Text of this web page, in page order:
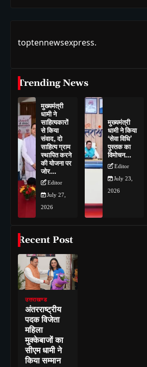
toptennewsexpress.
Trending News
मुख्यमंत्री
धामी ने
साहित्यकारों
से किया
संवाद, दो
साहित्य ग्राम
स्थापित करने
की योजना पर
जोर…
Editor
July 27,
2026
मुख्यमंत्री
धामी ने किया
‘सेवा विधि’
पुस्तक का
विमोचन…
Editor
July 23,
2026
Recent Post
उत्तराखण्ड
अंतरराष्ट्रीय
पदक विजेता
महिला
मुक्केबाजों का
सीएम धामी ने
किया सम्मान